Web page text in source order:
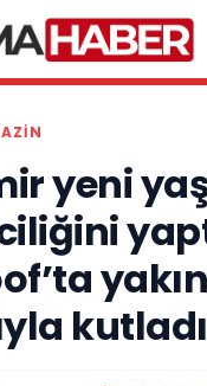
yeni
yakın
kutladı